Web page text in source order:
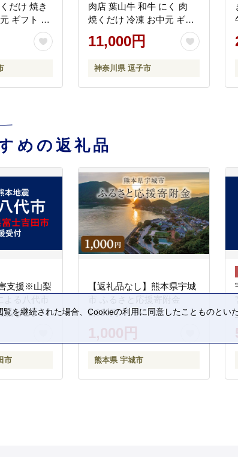
だけ 焼き
子市 】
肉店 葉山牛 和牛 にく 肉
焼くだけ 冷凍 お中元 ギフ
ト 贈答用 小分け 生 冷凍 豪
華 神奈川県 【 逗子市 】
11,000円
神奈川県 逗子市
めの返礼品
支援※山梨
よる八代市
品なし】
市
【返礼品なし】熊本県宇城
市 ふるさと応援寄附金
1,000円
1,000円
熊本県 宇城市
を継続された場合、Cookieの利用に同意したことものとい